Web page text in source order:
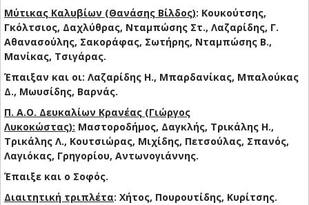
Μύτικας Καλυβίων (Θανάσης Βίλδος): Κουκούτσης,
Γκόλτσιος, Δαχλύθρας, Νταμπώσης Στ., Λαζαρίδης, Γ.
Αθανασούλης, Σακοράφας, Σωτήρης, Νταμπώσης Β.,
Μανίκας, Τσιγάρας.
Έπαιξαν και οι: Λαζαρίδης Η., Μπαρδανίκας, Μπαλούκας
Δ., Μωυσίδης, Βαρνάς.
Π. Α.Ο. Δευκαλίων Κρανέας (Γιώργος
Λυκοκώστας): Μαστοροδήμος, Δαγκλής, Τρικάλης Η.,
Τρικάλης Λ., Κουτσιώρας, Μιχίδης, Πετσούλας, Σπανός,
Λαγιόκας, Γρηγορίου, Αντωνογιάννης.
Έπαιξε και ο Σοφός.
Διαιτητική τριπλέτα: Χήτος, Πουρουτίδης, Κυρίτσης.